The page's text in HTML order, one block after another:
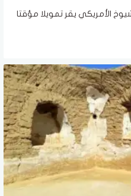
الأمريكي يقر تمويلا مؤقتا